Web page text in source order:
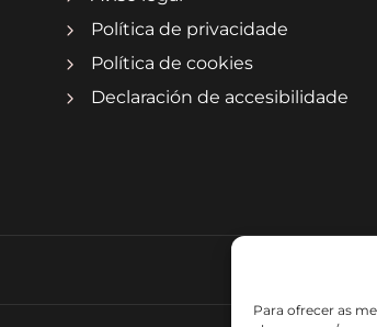
Para ofrecer as
Política de privacidade
Política de cookies
Declaración de accesibilidade